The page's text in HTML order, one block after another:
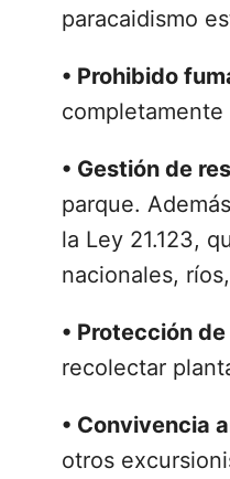
paracaidismo
• Prohibido
completamente
• Gestión de
parque.
la Ley 21.123,
nacionales,
• Protección
recolectar
• Convivencia
otros